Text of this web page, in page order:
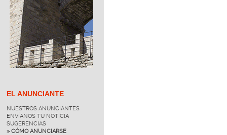
EL ANUNCIANTE
NUESTROS ANUNCIANTES
ENVÍANOS TU NOTICIA
SUGERENCIAS
» CÓMO ANUNCIARSE